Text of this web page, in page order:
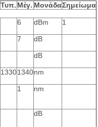
Τυπ. Μέγ. ΜονάδαΣημείωμα
6 dBm 1
7 dB
dB
13301340nm
1 nm
dB